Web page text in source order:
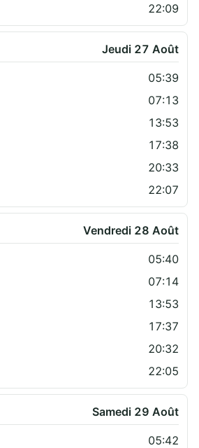
22:09
Jeudi 27 Août
05:39
07:13
13:53
17:38
20:33
22:07
Vendredi 28 Août
05:40
07:14
13:53
17:37
20:32
22:05
Samedi 29 Août
05:42